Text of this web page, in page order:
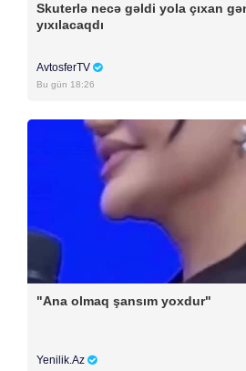
Skuterlə necə gəldi yola çıxan
yıxılacaqdı
AvtosferTV
Bu gün 18:26
"Ana olmaq şansım yoxdur"
Yenilik.Az